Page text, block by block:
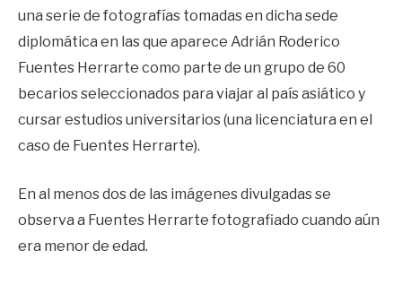
una serie de fotografías tomadas en dicha sede
diplomática en las que aparece Adrián Roderico
Fuentes Herrarte como parte de un grupo de 60
becarios seleccionados para viajar al país asiático y
cursar estudios universitarios (una licenciatura en el
caso de Fuentes Herrarte).
En al menos dos de las imágenes divulgadas se
observa a Fuentes Herrarte fotografiado cuando aún
era menor de edad.